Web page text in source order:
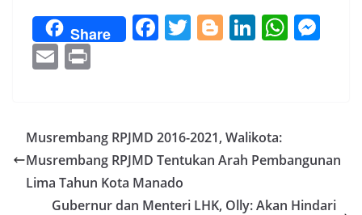
Share F
o
o
k
T Bl
er
Li
dI
n
W
p g
E
l
Musrembang RPJMD 2016-2021, Walikota:
Musrembang RPJMD Tentukan Arah Pembangunan
Lima Tahun Kota Manado
Gubernur dan Menteri LHK, Olly: Akan Hindari